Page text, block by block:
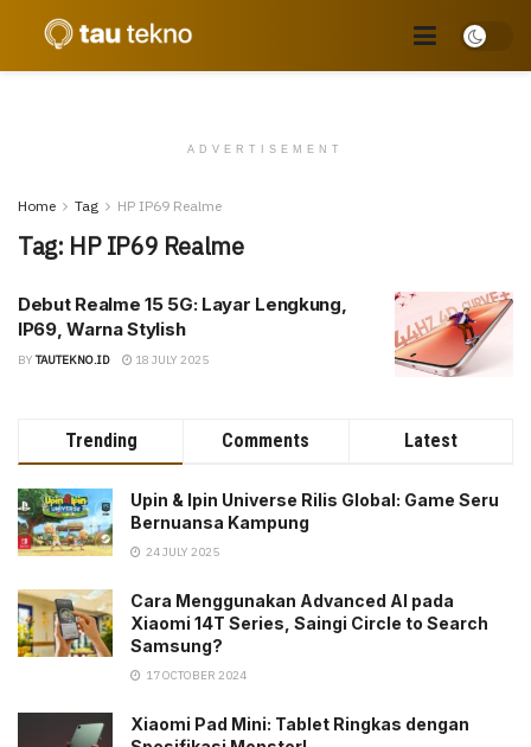
ADVERTISEMENT
Home Tag HP IP69 Realme
Tag: HP IP69 Realme
Debut Realme 15 5G: Layar Lengkung,
IP69, Warna Stylish
BY TAUTEKNO.ID 18 JULY 2025
Trending Comments Latest
Upin & Ipin Universe Rilis Global: Game Seru
Bernuansa Kampung
24 JULY 2025
Cara Menggunakan Advanced AI pada
Xiaomi 14T Series, Saingi Circle to Search
Samsung?
17 OCTOBER 2024
Xiaomi Pad Mini: Tablet Ringkas dengan